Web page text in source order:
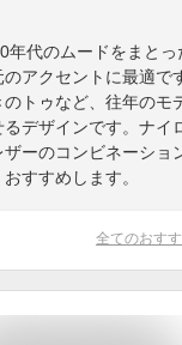
年代のムードをまとっ
アクセントに最適で
トゥなど、往年のモ
デザインです。ナイ
ーのコンビネーショ
すすめします。
全てのおす